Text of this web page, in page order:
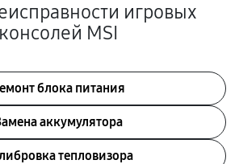
игровых
консолей MSI
блока питания
аккумулятора
тепловизора